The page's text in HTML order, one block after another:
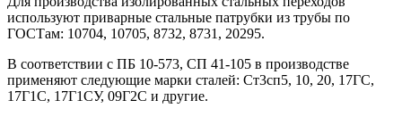
используют приварные стальные патрубки из трубы по
ГОСТам: 10704, 10705, 8732, 8731, 20295.
В соответствии с ПБ 10-573, СП 41-105 в производстве
применяют следующие марки сталей: Ст3сп5, 10, 20, 17ГС,
17Г1С, 17Г1СУ, 09Г2С и другие.